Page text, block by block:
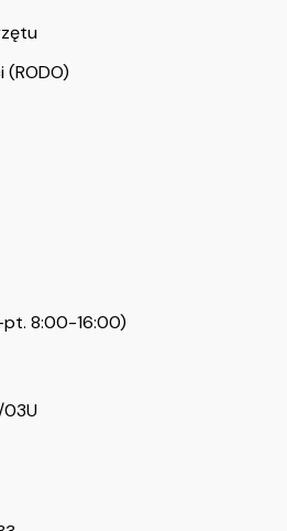
pt. 8:00-16:00)
03U